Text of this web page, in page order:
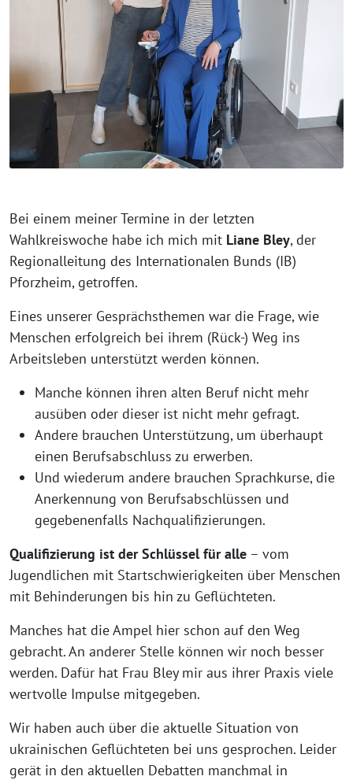
Bei einem meiner Termine in der letzten
Wahlkreiswoche habe ich mich mit Liane Bley, der
Regionalleitung des Internationalen Bunds (IB)
Pforzheim, getroffen.
Eines unserer Gesprächsthemen war die Frage, wie
Menschen erfolgreich bei ihrem (Rück-) Weg ins
Arbeitsleben unterstützt werden können.
Manche können ihren alten Beruf nicht mehr
ausüben oder dieser ist nicht mehr gefragt.
Andere brauchen Unterstützung, um überhaupt
einen Berufsabschluss zu erwerben.
Und wiederum andere brauchen Sprachkurse, die
Anerkennung von Berufsabschlüssen und
gegebenenfalls Nachqualifizierungen.
Qualifizierung ist der Schlüssel für alle – vom
Jugendlichen mit Startschwierigkeiten über Menschen
mit Behinderungen bis hin zu Geflüchteten.
Manches hat die Ampel hier schon auf den Weg
gebracht. An anderer Stelle können wir noch besser
werden. Dafür hat Frau Bley mir aus ihrer Praxis viele
wertvolle Impulse mitgegeben.
Wir haben auch über die aktuelle Situation von
ukrainischen Geflüchteten bei uns gesprochen. Leider
gerät in den aktuellen Debatten manchmal in